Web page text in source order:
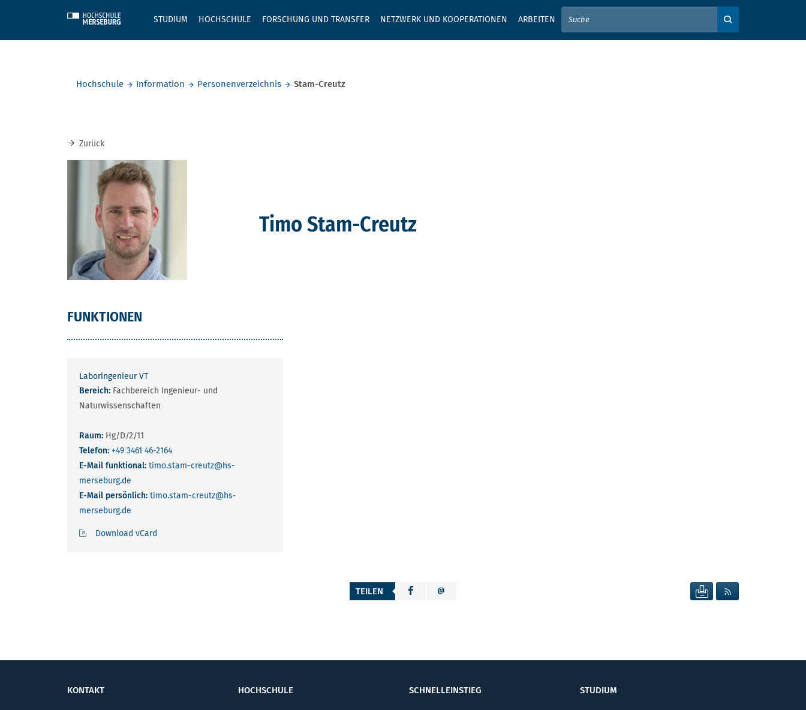
STUDIUM HOCHSCHULE FORSCHUNG UND TRANSFER NETZWERK UND KOOPERATIONEN ARBEITEN
GEBEN SIE HIER IHREN SUCHBEGRIFF EIN
Hochschule
Information Personenverzeichnis Stam-Creutz
Zurück
Timo Stam-Creutz
FUNKTIONEN
Laboringenieur VT
Bereich: Fachbereich Ingenieur- und
Naturwissenschaften
Raum: Hg/D/2/11
Telefon: +49 3461 46-2164
E-Mail funktional: timo.stam-creutz@hs-
merseburg.de
E-Mail persönlich: timo.stam-creutz@hs-
merseburg.de
Download vCard
TEILEN SEITE DRUCKEN
KONTAKT HOCHSCHULE SCHNELLEINSTIEG STUDIUM